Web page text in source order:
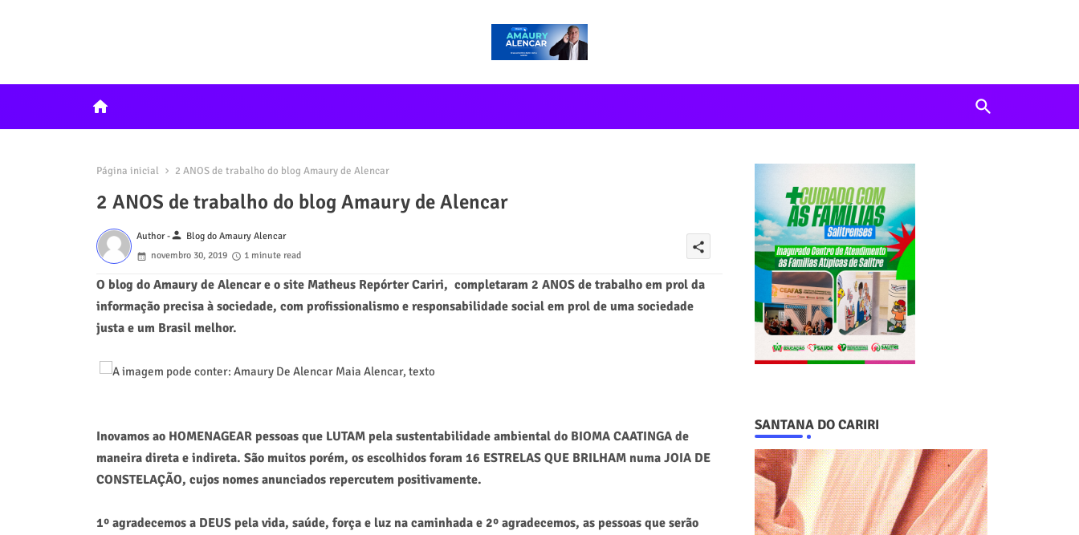
home
Página inicial 2 ANOS de trabalho do blog Amaury de Alencar
2 ANOS de trabalho do blog Amaury de Alencar
Author -person Blog do Amaury Alencar
novembro 30, 2019
1 minute read
share
O blog do Amaury de Alencar e o site Matheus Repórter Cariri, completaram 2 ANOS de trabalho em prol da
informação precisa à sociedade, com profissionalismo e responsabilidade social em prol de uma sociedade
justa e um Brasil melhor.
Inovamos ao HOMENAGEAR pessoas que LUTAM pela sustentabilidade ambiental do BIOMA CAATINGA de
maneira direta e indireta. São muitos porém, os escolhidos foram 16 ESTRELAS QUE BRILHAM numa JOIA DE
CONSTELAÇÃO, cujos nomes anunciados repercutem positivamente.
1º agradecemos a DEUS pela vida, saúde, força e luz na caminhada e 2º agradecemos, as pessoas que serão
SANTANA DO CARIRI